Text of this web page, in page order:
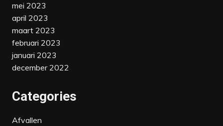
mei 2023
april 2023
maart 2023
februari 2023
januari 2023
december 2022
Categories
Afvallen